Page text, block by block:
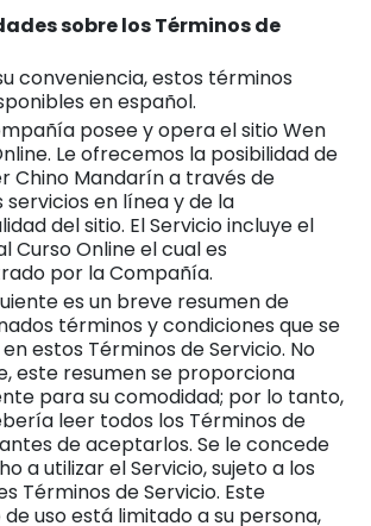
sobre los Términos de
conveniencia, estos términos
en español.
posee y opera el sitio Wen
Le ofrecemos la posibilidad de
Chino Mandarín a través de
servicios en línea y de la
del sitio. El Servicio incluye el
Curso Online el cual es
por la Compañía.
es un breve resumen de
términos y condiciones que se
estos Términos de Servicio. No
este resumen se proporciona
para su comodidad; por lo tanto,
leer todos los Términos de
de aceptarlos. Se le concede
a utilizar el Servicio, sujeto a los
Términos de Servicio. Este
uso está limitado a su persona,